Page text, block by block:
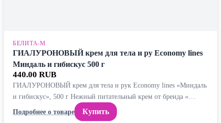
БЕЛИТА-М
ГИАЛУРОНОВЫЙ крем для тела и ру Economy lines
Миндаль и гибискус 500 г
440.00 RUB
ГИАЛУРОНОВЫЙ крем для тела и рук Economy lines «Миндаль
и гибискус», 500 г Нежный питательный крем от бренда «…
Подробнее о товаре
Купить